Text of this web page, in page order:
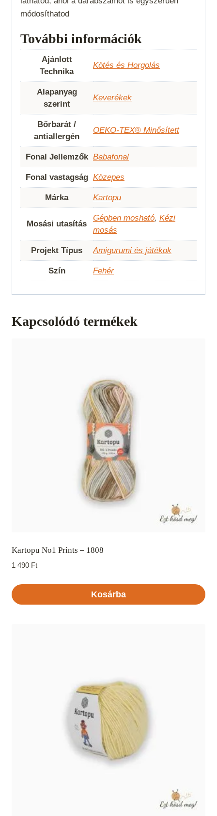
módosíthatod
További információk
Ajánlott
Technika
Kötés és Horgolás
Alapanyag
szerint
Keverékek
Bőrbarát /
antiallergén
OEKO-TEX® Minősített
Fonal Jellemzők Babafonal
Fonal vastagság Közepes
Márka Kartopu
Mosási utasítás
Gépben mosható, Kézi
mosás
Projekt Típus Amigurumi és játékok
Szín Fehér
Kapcsolódó termékek
Kartopu No1 Prints – 1808
1 490 Ft
Kosárba